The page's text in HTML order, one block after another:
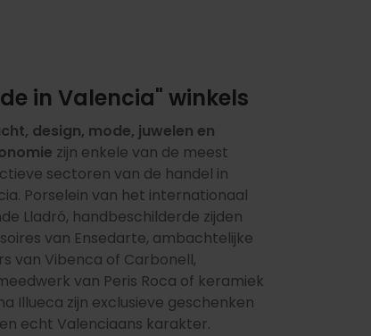
in Valencia" winkels
design, mode, juwelen en
zijn enkele van de meest
sectoren van de handel in
Porselein van het internationaal
Lladró, handbeschilderde zijden
van Ensedarte, ambachtelijke
van Vibenca of Carbonell,
van Peris Roca of keramiek
Illueca zijn exclusieve geschenken
echt Valenciaans karakter.